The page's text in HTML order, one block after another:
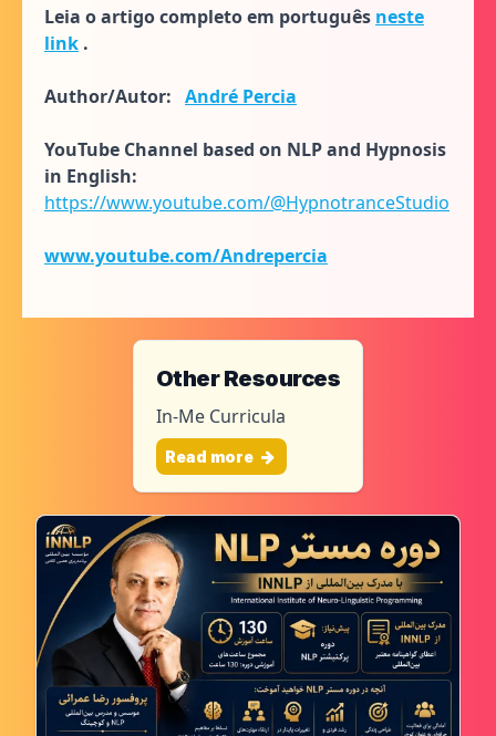
Leia o artigo completo em português neste
link .
Author/Autor: André Percia
YouTube Channel based on NLP and Hypnosis
in English:
https://www.youtube.com/@HypnotranceStudio
www.youtube.com/Andrepercia
Other Resources
In-Me Curricula
Read more